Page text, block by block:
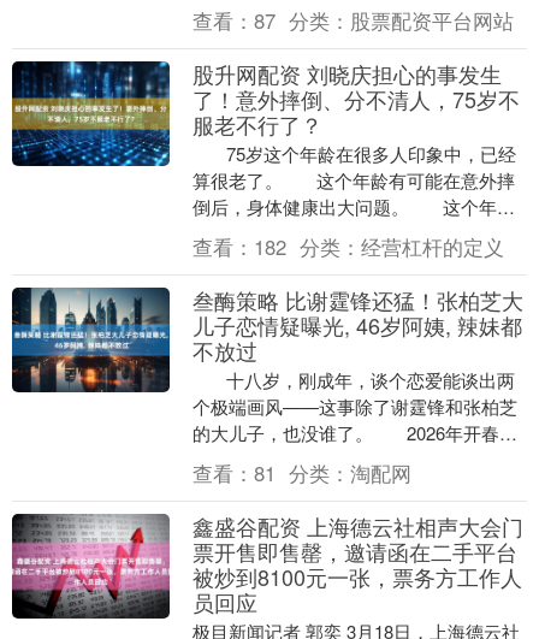
的有男友 Mathew、年幼的女儿以及 7 个
月....
查看： 87 分类： 股票配资平台网站
股升网配资 刘晓庆担心的事发生
了！意外摔倒、分不清人，75岁不
服老不行了？
75岁这个年龄在很多人印象中，已经
算很老了。 这个年龄有可能在意外摔
倒后，身体健康出大问题。 这个年龄
最容易脑袋不清，犯老....
查看： 182 分类： 经营杠杆的定义
叁酶策略 比谢霆锋还猛！张柏芝大
儿子恋情疑曝光, 46岁阿姨, 辣妹都
不放过
十八岁，刚成年，谈个恋爱能谈出两
个极端画风——这事除了谢霆锋和张柏芝
的大儿子，也没谁了。 2026年开春，
谢振轩又上热搜了。这次不是因....
查看： 81 分类： 淘配网
鑫盛谷配资 上海德云社相声大会门
票开售即售罄，邀请函在二手平台
被炒到8100元一张，票务方工作人
员回应
极目新闻记者 郭奕 3月18日，上海德云社